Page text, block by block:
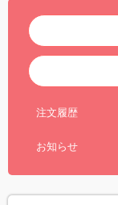
注文履歴
お知らせ